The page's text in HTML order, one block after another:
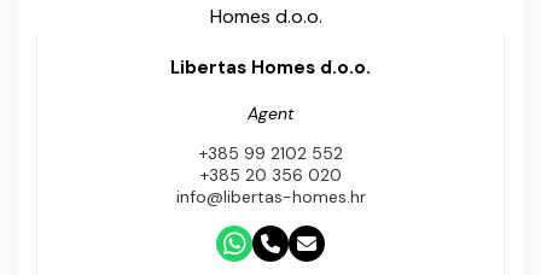
Libertas Homes d.o.o.
Agent
+385 99 2102 552
+385 20 356 020
info@libertas-homes.hr